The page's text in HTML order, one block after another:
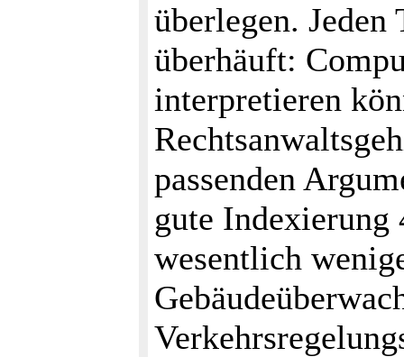
überlegen.
überhäuft:
interpretieren
passenden
gute Indexierung
wesentlich